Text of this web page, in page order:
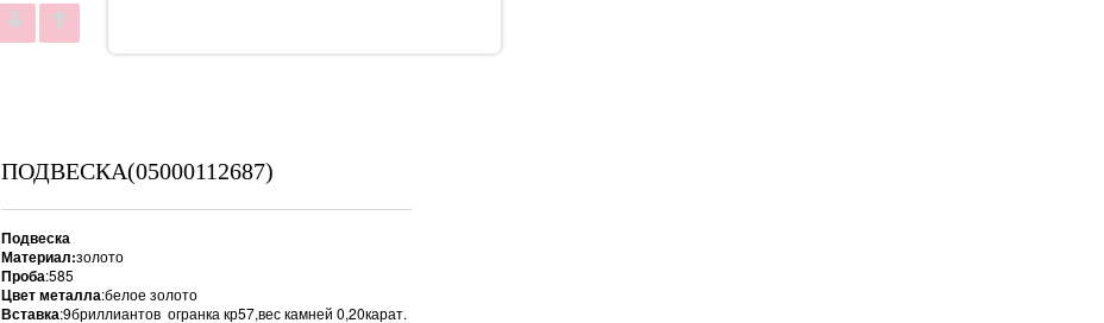
ПОДВЕСКА(05000112687)
Подвеска
Материал:золото
Проба:585
Цвет металла:белое золото
Вставка:9бриллиантов огранка кр57,вес камней 0,20карат.